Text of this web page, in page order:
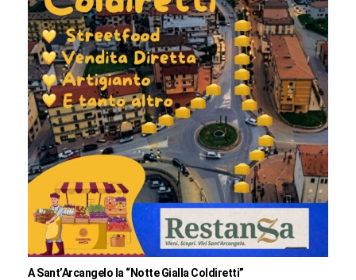
A Sant’Arcangelo la “Notte Gialla Coldiretti”